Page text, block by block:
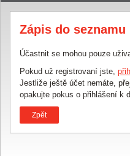
Zápis do
Účastnit se mohou pouze
Pokud už registrovaní jste,
Jestliže ještě účet nemáte,
opakujte pokus o přihlášení k
Zpět